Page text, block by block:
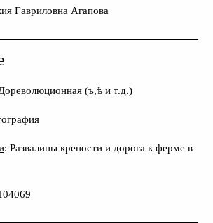
Гавриловна Агапова
(ъ,ѣ и т.д.)
: Развалины крепости и дорога к ферме в